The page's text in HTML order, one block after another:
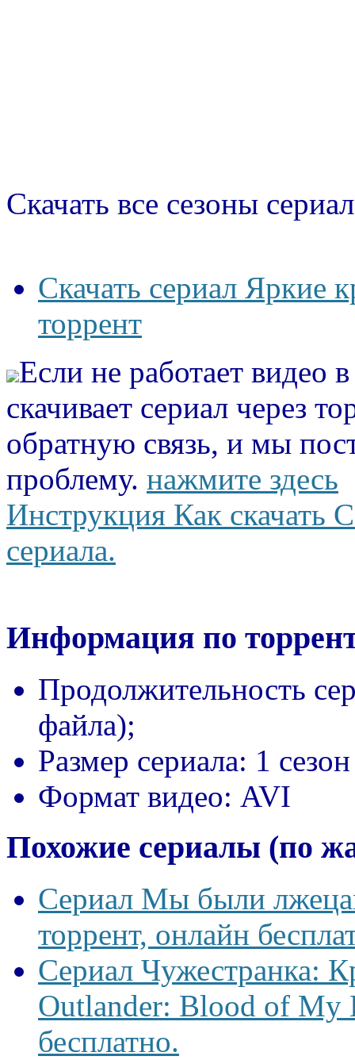
Скачать все сезоны
Скачать сериал Яркие
торрент
Если не работает видео
скачивает сериал через
обратную связь, и мы
проблему. нажмите здесь
Инструкция Как скачать
сериала.
Информация по
Продолжительность
файла);
Размер сериала: 1
Формат видео: AVI
Похожие сериалы (по
Сериал Мы были
торрент, онлайн
Сериал Чужестранка:
Outlander: Blood of My
бесплатно.